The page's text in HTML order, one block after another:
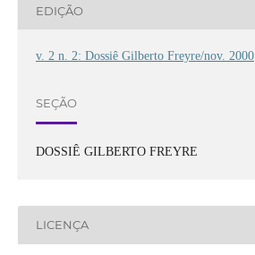
EDIÇÃO
v. 2 n. 2: Dossiê Gilberto Freyre/nov. 2000
SEÇÃO
DOSSIÊ GILBERTO FREYRE
LICENÇA